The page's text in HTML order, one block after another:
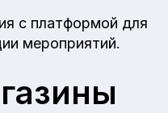
с платформой для
мероприятий.